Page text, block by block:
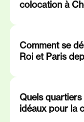
colocation à
Comment se
Roi et Paris
Quels
idéaux pour la